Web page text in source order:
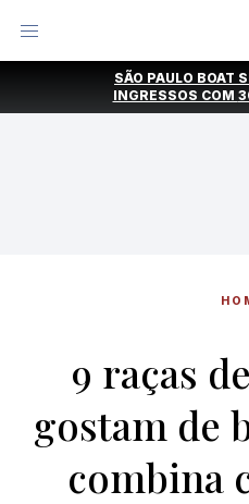
SÃO PAULO BOAT
INGRESSOS COM
9 raças
gostam de
combina